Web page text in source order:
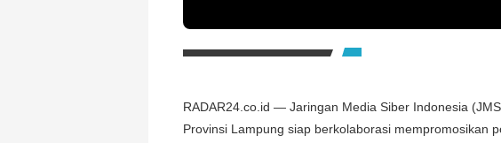
RADAR24.co.id — Jaringan Media Siber Indonesia
Provinsi Lampung siap berkolaborasi mempromosikan